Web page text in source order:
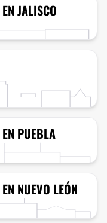
EN JALISCO
EN PUEBLA
EN NUEVO LEÓN